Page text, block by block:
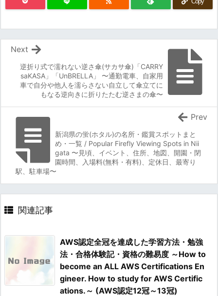
逆折り式で濡れない逆さ傘(サカサ傘)「CARRY
saKASA」「UnBRELLA」 〜通勤電車、自家用
車で自分や他人を濡らさない自立して傘立てに
もなる逆向きに折りたたむ逆さまの傘〜
Next
新潟県の蛍(ホタル)の名所・鑑賞スポットまと
め・一覧 / Popular Firefly Viewing Spots in Nii
gata 〜見頃、イベント、住所、地図、開園・閉
園時間、入場料(無料・有料)、定休日、最寄り
駅、駐車場〜
Prev
関連記事
AWS認定全冠を達成した学習方法・勉強
法・合格体験記・資格の難易度 ～How to
become an ALL AWS Certifications En
gineer. How to study for AWS Certific
ations.～ (AWS認定12冠～13冠)